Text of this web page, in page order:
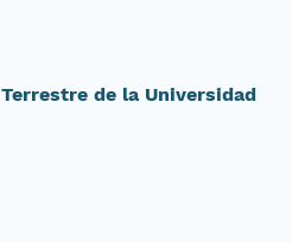
de la Universidad